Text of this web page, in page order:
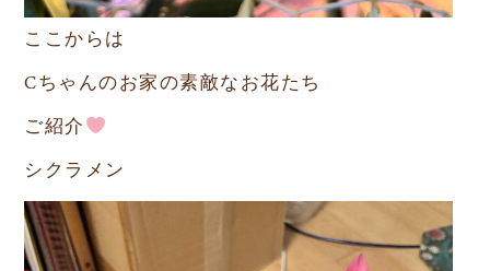
ここからは
Cちゃんのお家の素敵なお花たち
ご紹介
シクラメン